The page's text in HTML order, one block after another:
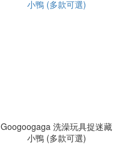
Googoogaga 洗澡玩具捉迷藏
小鴨 (多款可選)